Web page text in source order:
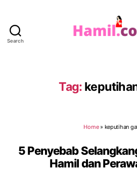
Search
Tag:
Home» keputihan
5 Penyebab
Hamil dan